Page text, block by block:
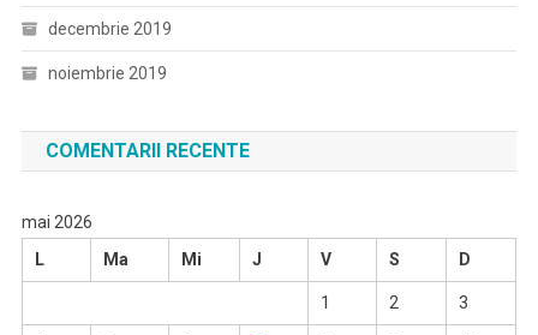
decembrie 2019
noiembrie 2019
COMENTARII RECENTE
mai 2026
L
Ma Mi J V S D
1 2 3